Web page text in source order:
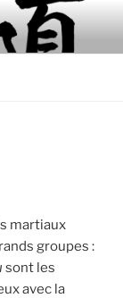
martiaux
groupes :
sont les
avec la